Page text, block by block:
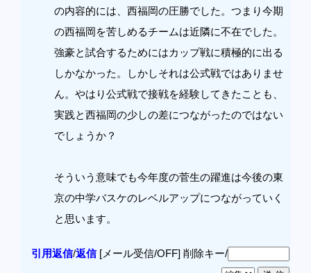
の内容的には、西福岡の圧勝でした。つまり今期
の西福岡を苦しめるチームは近隣に不在でした。
強豪と試合するためにはカップ戦に積極的に出る
しかなかった。しかしそれは公式戦ではありませ
ん。やはり公式戦で接戦を経験してきたことも、
実践と西福岡の少しの差につながったのではない
でしょうか？
そういう意味でも今年度の菅生の躍進は今後の東
京の中学バスケのレベルアップにつながっていく
と思います。
引用返信/返信[メール受信/OFF] 削除キー/